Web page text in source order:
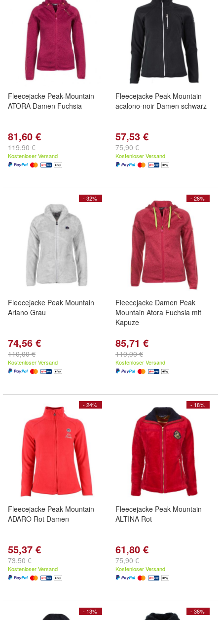
Fleecejacke Peak-Mountain
ATORA Damen Fuchsia
81,60 €
119,90 €
Kostenloser Versand
Fleecejacke Peak Mountain
acalono-noir Damen schwarz
57,53 €
75,90 €
Kostenloser Versand
- 32%
Fleecejacke Peak Mountain
Ariano Grau
74,56 €
110,00 €
Kostenloser Versand
- 28%
Fleecejacke Damen Peak
Mountain Atora Fuchsia mit
Kapuze
85,71 €
119,90 €
Kostenloser Versand
- 24%
Fleecejacke Peak Mountain
ADARO Rot Damen
55,37 €
73,50 €
Kostenloser Versand
- 18%
Fleecejacke Peak Mountain
ALTINA Rot
61,80 €
75,90 €
Kostenloser Versand
- 13% - 38%